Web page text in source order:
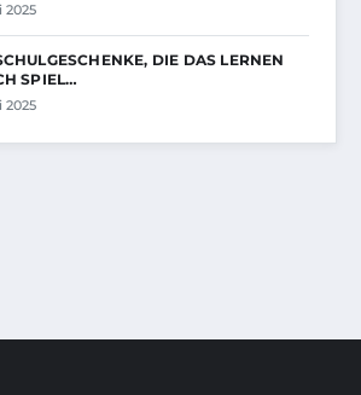
2025
DIE DAS LERNEN
SPIEL…
2025